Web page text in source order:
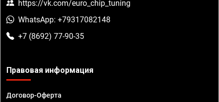
https://vk.com/euro_chip_tuning
WhatsApp: +79317082148
+7 (8692) 77-90-35
Правовая информация
Договор-Оферта